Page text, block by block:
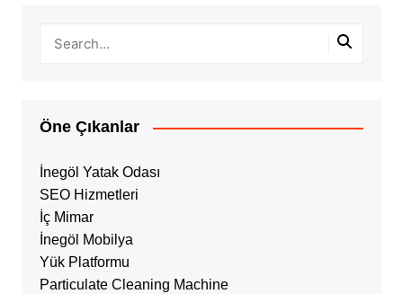
Öne Çıkanlar
İnegöl Yatak Odası
SEO Hizmetleri
İç Mimar
İnegöl Mobilya
Yük Platformu
Particulate Cleaning Machine